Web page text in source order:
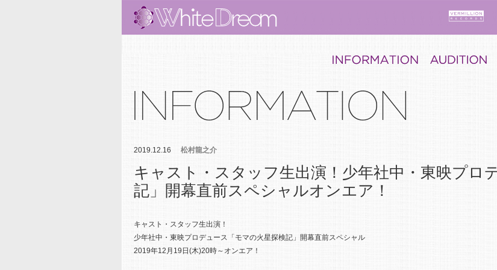
2019.12.16 松村龍之介
キャスト・スタッフ生出演！少年社中・東映プロ
記」開幕直前スペシャルオンエア！
キャスト・スタッフ生出演！
少年社中・東映プロデュース「モマの火星探検記」開幕直前スペシャル
2019年12月19日(木)20時～オンエア！